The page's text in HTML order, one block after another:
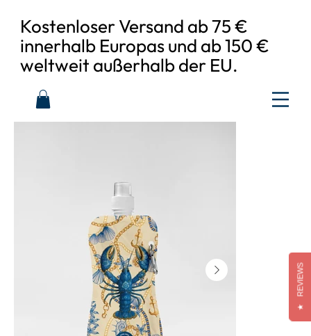
Kostenloser Versand ab 75 €
innerhalb Europas und ab 150 €
weltweit außerhalb der EU.
★
REVIEWS